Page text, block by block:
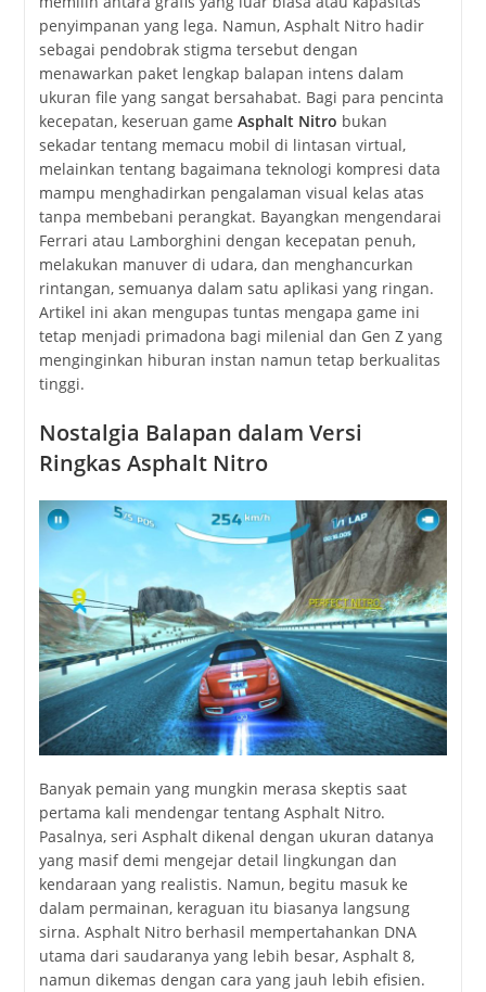
penyimpanan yang lega. Namun, Asphalt Nitro hadir
sebagai pendobrak stigma tersebut dengan
menawarkan paket lengkap balapan intens dalam
ukuran file yang sangat bersahabat. Bagi para pencinta
kecepatan, keseruan game Asphalt Nitro bukan
sekadar tentang memacu mobil di lintasan virtual,
melainkan tentang bagaimana teknologi kompresi data
mampu menghadirkan pengalaman visual kelas atas
tanpa membebani perangkat. Bayangkan mengendarai
Ferrari atau Lamborghini dengan kecepatan penuh,
melakukan manuver di udara, dan menghancurkan
rintangan, semuanya dalam satu aplikasi yang ringan.
Artikel ini akan mengupas tuntas mengapa game ini
tetap menjadi primadona bagi milenial dan Gen Z yang
menginginkan hiburan instan namun tetap berkualitas
tinggi.
Nostalgia Balapan dalam Versi
Ringkas Asphalt Nitro
Banyak pemain yang mungkin merasa skeptis saat
pertama kali mendengar tentang Asphalt Nitro.
Pasalnya, seri Asphalt dikenal dengan ukuran datanya
yang masif demi mengejar detail lingkungan dan
kendaraan yang realistis. Namun, begitu masuk ke
dalam permainan, keraguan itu biasanya langsung
sirna. Asphalt Nitro berhasil mempertahankan DNA
utama dari saudaranya yang lebih besar, Asphalt 8,
namun dikemas dengan cara yang jauh lebih efisien.